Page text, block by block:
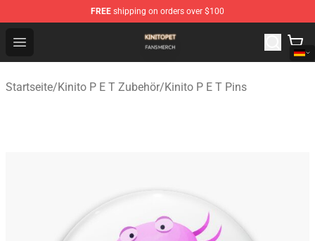
FREE shipping on orders over $100
Open menu
Kinito P E T Shop - Official Kinito P E T Merchandise
Startseite/Kinito P E T Zubehör/Kinito P E T Pins